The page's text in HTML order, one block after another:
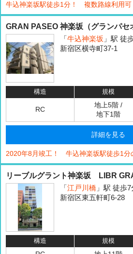
牛込神楽坂駅徒歩1分！ 複数路線利用可
GRAN PASEO 神楽坂（グランパセ
「 牛込神楽坂 」駅 徒
新宿区横寺町37-1
構造 規模
RC
地上5階 /
地下1階
詳細を見る
2020年8月竣工！ 牛込神楽坂駅徒歩1分
リーブルグラント神楽坂 LIBR
「 江戸川橋 」駅 徒歩7
新宿区東五軒町6-28
構造 規模